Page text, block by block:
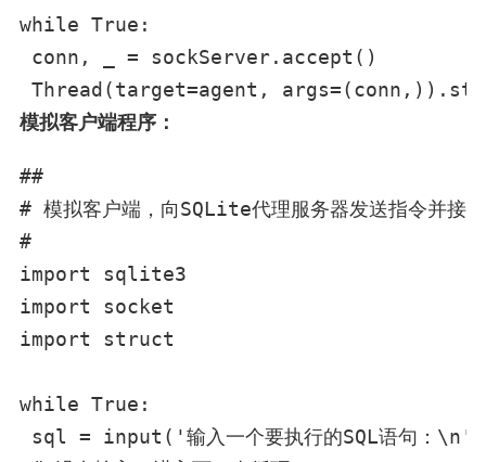
while True:
conn, _ = sockServer.accept()
Thread(target=agent,
模拟客户端程序：
##
# 模拟客户端，向SQLite代理服务器发送指令并接
#
import sqlite3
import socket
import struct
while True:
sql = input('输入一个要执行的SQL语句：\n')